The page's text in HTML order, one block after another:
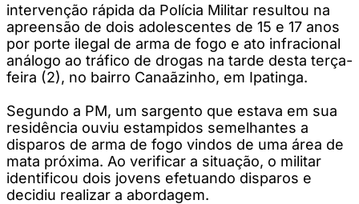
intervenção rápida da Polícia Militar resultou na
apreensão de dois adolescentes de 15 e 17 anos
por porte ilegal de arma de fogo e ato infracional
análogo ao tráfico de drogas na tarde desta terça-
feira (2), no bairro Canaãzinho, em Ipatinga.
Segundo a PM, um sargento que estava em sua
residência ouviu estampidos semelhantes a
disparos de arma de fogo vindos de uma área de
mata próxima. Ao verificar a situação, o militar
identificou dois jovens efetuando disparos e
decidiu realizar a abordagem.